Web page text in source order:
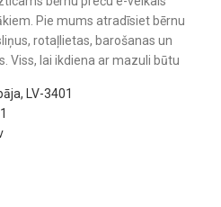
varatfiksēt ratus stabilā pozīcijā
ik brīdī, kad tas nepieciešams.
emblēmu – elegance
iederēsies jebkurā pilsētas ainavā.
Pie mums atradīsiet bērnu
rotaļlietas, barošanas un
Viss, lai ikdiena ar mazuli būtu
LV-3401